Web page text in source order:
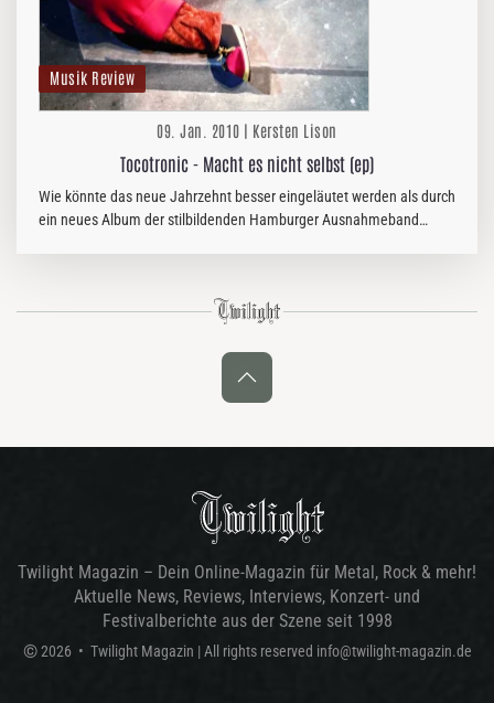
Musik Review
09. Jan. 2010 | Kersten Lison
Tocotronic - Macht es nicht selbst (ep)
Wie könnte das neue Jahrzehnt besser eingeläutet werden als durch
ein neues Album der stilbildenden Hamburger Ausnahmeband
Twilight Magazin – Dein Online-Magazin für Metal, Rock & mehr!
Aktuelle News, Reviews, Interviews, Konzert- und
Festivalberichte aus der Szene seit 1998
© 2026 • Twilight Magazin | All rights reserved info@twilight-magazin.de